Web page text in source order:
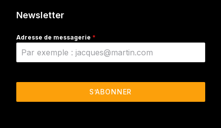
Newsletter
Adresse de messagerie *
S’ABONNER